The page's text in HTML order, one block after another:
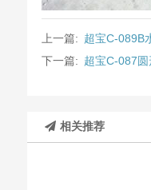
上一篇: 超宝C-089B
下一篇: 超宝C-087
相关推荐